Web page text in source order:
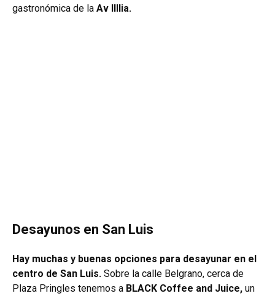
gastronómica de la Av IIIlia.
Desayunos en San Luis
Hay muchas y buenas opciones para desayunar en el
centro de San Luis. Sobre la calle Belgrano, cerca de
Plaza Pringles tenemos a BLACK Coffee and Juice, un